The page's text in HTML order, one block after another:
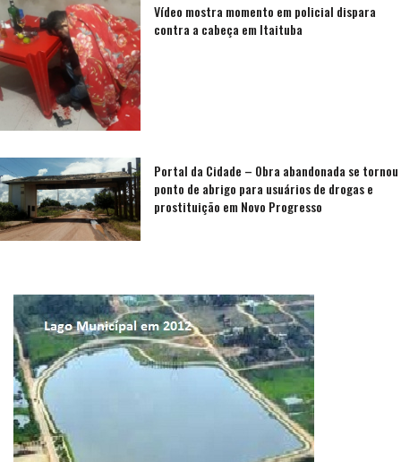
Vídeo mostra momento em policial dispara
contra a cabeça em Itaituba
Portal da Cidade – Obra abandonada se tornou
ponto de abrigo para usuários de drogas e
prostituição em Novo Progresso